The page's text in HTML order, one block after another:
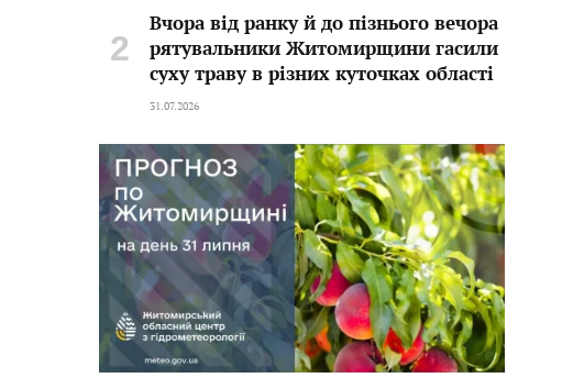
Вчора від ранку й до пізнього вечора
рятувальники Житомирщини гасили
суху траву в різних куточках області
31.07.2026